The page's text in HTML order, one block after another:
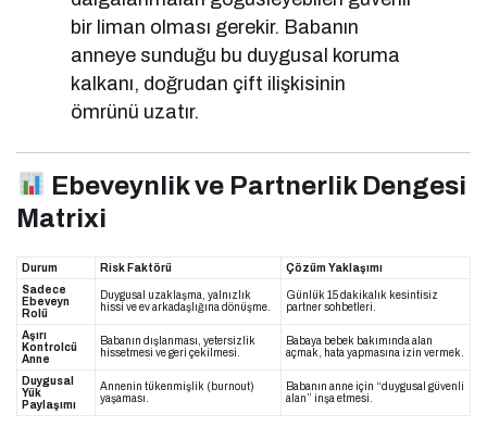
bir liman olması gerekir. Babanın
anneye sunduğu bu duygusal koruma
kalkanı, doğrudan çift ilişkisinin
ömrünü uzatır.
Ebeveynlik ve Partnerlik Dengesi
Matrixi
Durum Risk Faktörü
Çözüm Yaklaşımı
Sadece
Ebeveyn
Rolü
Duygusal uzaklaşma, yalnızlık
hissi ve ev arkadaşlığına dönüşme.
Günlük 15 dakikalık kesintisiz
partner sohbetleri.
Aşırı
Kontrolcü
Anne
Babanın dışlanması, yetersizlik
hissetmesi ve geri çekilmesi.
Babaya bebek bakımında alan
açmak, hata yapmasına izin vermek.
Duygusal
Yük
Paylaşımı
Annenin tükenmişlik (burnout)
yaşaması.
Babanın anne için “duygusal güvenli
alan” inşa etmesi.